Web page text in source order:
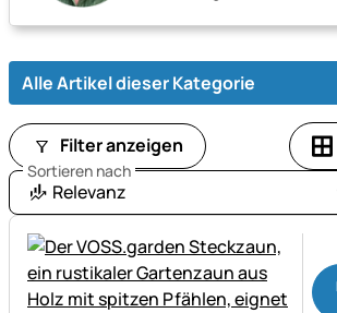
Alle Artikel dieser Kategorie
Filter anzeigen
Sortieren nach
Relevanz